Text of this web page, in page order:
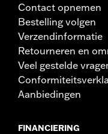
Contact opnemen
Bestelling volgen
Verzendinformatie
Retourneren en
Veel gestelde
Aanbiedingen
FINANCIERING